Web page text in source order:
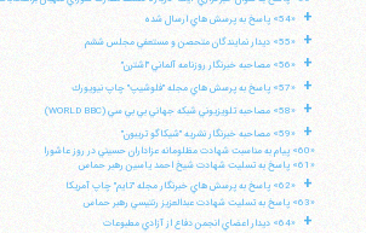
+ «54» پاسخ به پرسش هاي ارسال شده
+ «55» ديدار نمايندگان متحصن و مستعفي مجلس ششم
+ «56» مصاحبه خبرنگار روزنامه آلماني "اشترن"
+ «57» پاسخ به پرسش هاي مجله "فلوشيپ" چاپ نيويورك
+ «58» مصاحبه تلويزيوني شبكه جهاني بي بي سي (WORLD BBC)
+
«59» مصاحبه خبرنگار نشريه "شيكاگو تريبون"
«60» پيام به مناسبت شهادت مظلومانه عزاداران حسيني در روز عاشورا
«61» پاسخ به تسليت شهادت شيخ احمد ياسين رهبر حماس
+
«62» پاسخ به پرسش هاي خبرنگار مجله "تايم" چاپ آمريكا
«63» پاسخ به تسليت شهادت عبدالعزيز رنتيسي رهبر حماس
+ «64» ديدار اعضاي انجمن دفاع از آزادي مطبوعات
تلفن 37740011-25-98+ تا 14
فکس37740015-25-98+